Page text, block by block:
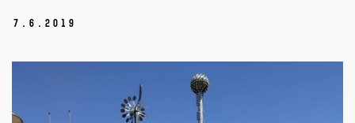
7. 6. 2019